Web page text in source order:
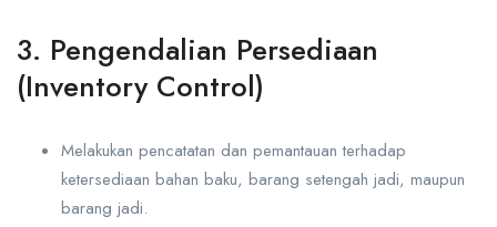
3. Pengendalian Persediaan
(Inventory Control)
Melakukan pencatatan dan pemantauan terhadap
ketersediaan bahan baku, barang setengah jadi, maupun
barang jadi.